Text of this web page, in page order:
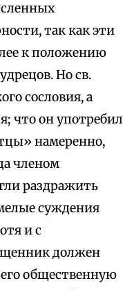
так как эти
к положению
Но св.
сословия, а
что он употребил
намеренно,
членом
раздражить
суждения
и с
должен
общественную